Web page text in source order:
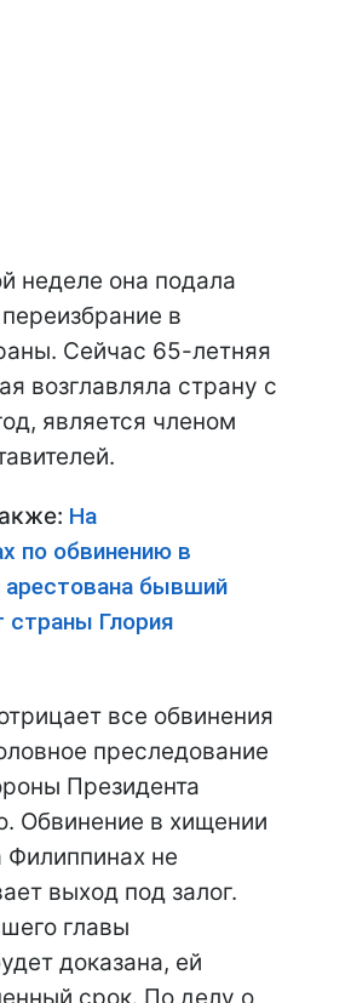
неделе она подала
в
Сейчас 65-летняя
возглавляла страну с
является членом
На
по обвинению в
арестована бывший
страны Глория
все обвинения
преследование
Президента
Обвинение в хищении
Филиппинах не
выход под залог.
главы
доказана, ей